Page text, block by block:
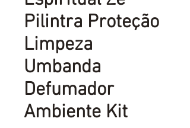
Pilintra Proteção
Limpeza
Umbanda
Defumador
Ambiente Kit